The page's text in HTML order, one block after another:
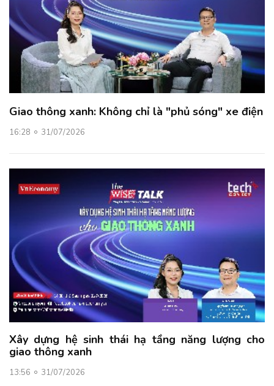
Giao thông xanh: Không chỉ là "phủ sóng" xe điện
16:28 31/07/2026
Xây dựng hệ sinh thái hạ tầng năng lượng cho
giao thông xanh
13:56 31/07/2026